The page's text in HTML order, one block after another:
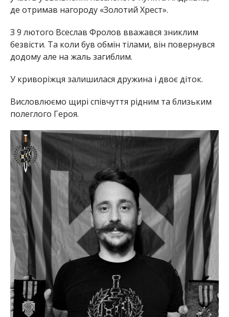
де отримав нагороду «Золотий Хрест».
З 9 лютого Всеслав Фролов вважався зниклим
безвісти. Та коли був обмін тілами, він повернувся
додому але на жаль загиблим.
У криворіжця залишилася дружина і двоє діток.
Висловлюємо щирі співчуття рідним та близьким
полеглого Героя.